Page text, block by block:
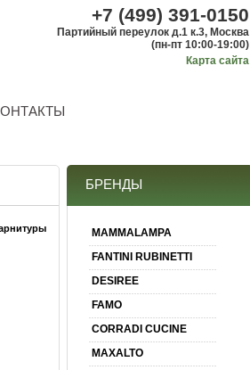
+7 (499) 391-0150
Партийный переулок д.1 к.3, Москва
(пн-пт 10:00-19:00)
Карта сайта
БРЕНДЫ
MAMMALAMPA
FANTINI RUBINETTI
DESIREE
FAMO
CORRADI CUCINE
MAXALTO